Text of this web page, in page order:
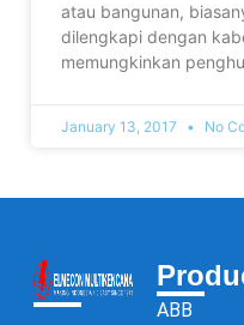
atau bangunan,
dilengkapi dengan
memungkinkan
January 13, 2017 No
ABB